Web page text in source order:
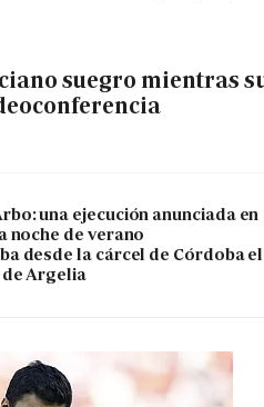
suegro mientras
una ejecución anunciada en
noche de verano
desde la cárcel de Córdoba el
Argelia